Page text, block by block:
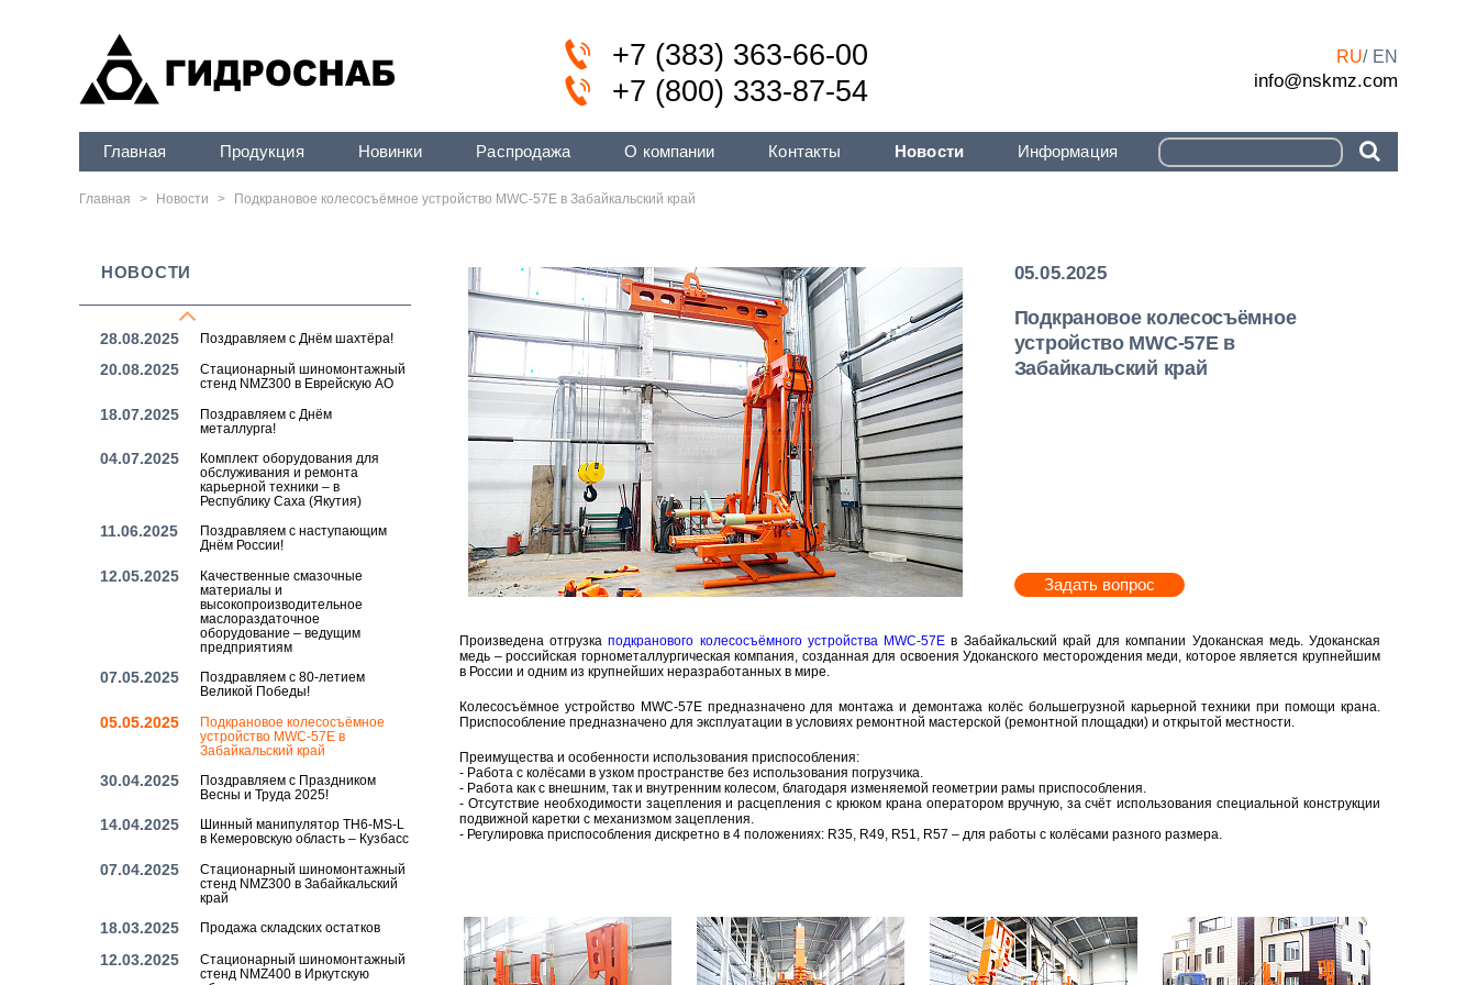
+7 (383) 363-66-00
+7 (800) 333-87-54
RU EN
info@nskmz.com
Главная Продукция Новинки Распродажа О компании Контакты Новости Информация
Главная > Новости > Подкрановое колесосъёмное устройство MWC-57E в Забайкальский край
НОВОСТИ
Хабаровский край
30.12.2025
Поздравляем с наступающим
05.12.2025
Стационарный шиномонтажный
стенд NMZ300 в Кемеровскую
область — Кузбасс
07.11.2025
Колесосъёмное устройство
MWC-57E отправлено крупному
машиностроителя!
28.08.2025 Поздравляем с Днём шахтёра!
20.08.2025
Стационарный шиномонтажный
стенд NMZ300 в Еврейскую АО
18.07.2025
Поздравляем с Днём
металлурга!
04.07.2025
Комплект оборудования для
обслуживания и ремонта
карьерной техники – в
Республику Саха (Якутия)
11.06.2025
Поздравляем с наступающим
Днём России!
12.05.2025
Качественные смазочные
материалы и
высокопроизводительное
маслораздаточное
оборудование – ведущим
предприятиям
07.05.2025
Поздравляем с 80-летием
Великой Победы!
05.05.2025
Подкрановое колесосъёмное
устройство MWC-57E в
Забайкальский край
30.04.2025
Поздравляем с Праздником
Весны и Труда 2025!
14.04.2025
Шинный манипулятор TH6-MS-L
в Кемеровскую область – Кузбасс
07.04.2025
Стационарный шиномонтажный
стенд NMZ300 в Забайкальский
край
18.03.2025 Продажа складских остатков
12.03.2025
Стационарный шиномонтажный
стенд NMZ400 в Иркутскую
05.05.2025
Подкрановое колесосъёмное
устройство MWC-57E в
Забайкальский край
Задать вопрос
Про­из­ве­де­на от­груз­капод­кра­но­во­го ко­ле­со­съём­но­го устрой­ства MWC-57E в За­бай­каль­ский край для ком­па­нии Удо­кан­ская медь. Удо­кан­ская
медь – рос­сий­ская гор­но­ме­тал­лур­ги­че­ская ком­па­ния, со­здан­ная для осво­е­ния Удо­кан­ско­го ме­сто­рож­де­ния меди, ко­то­рое яв­ля­ет­ся круп­ней­шим
в Рос­сии и одним из круп­ней­ших нераз­ра­бо­тан­ных в мире.
Ко­ле­со­съём­ное устрой­ство MWC-57E пред­на­зна­че­но для мон­та­жа и де­мон­та­жа колёс боль­ше­груз­ной ка­рьер­ной тех­ни­ки при по­мо­щи крана.
При­спо­соб­ле­ние пред­на­зна­че­но для экс­плу­а­та­ции в усло­ви­ях ре­монт­ной ма­стер­ской (ре­монт­ной пло­щад­ки) и от­кры­той мест­но­сти.
Пре­иму­ще­ства и осо­бен­но­сти ис­поль­зо­ва­ния при­спо­соб­ле­ния:
- Ра­бо­та с ко­лё­са­ми в узком про­стран­стве без ис­поль­зо­ва­ния по­груз­чи­ка.
- Ра­бо­та как с внеш­ним, так и внут­рен­ним ко­ле­сом, бла­го­да­ря из­ме­ня­е­мой гео­мет­рии рамы при­спо­соб­ле­ния.
- От­сут­ствие необ­хо­ди­мо­сти за­цеп­ле­ния и рас­цеп­ле­ния с крю­ком крана опе­ра­то­ром вруч­ную, за счёт ис­поль­зо­ва­ния спе­ци­аль­ной кон­струк­ции
по­движ­ной ка­рет­ки с ме­ха­низ­мом за­цеп­ле­ния.
- Ре­гу­ли­ров­ка при­спо­соб­ле­ния дис­крет­но в 4 по­ло­же­ни­ях: R35, R49, R51, R57 – для ра­бо­ты с ко­лё­са­ми раз­но­го раз­ме­ра.